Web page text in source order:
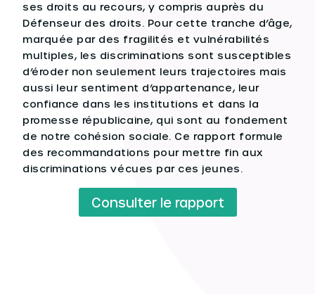
ses droits au recours, y compris auprès du
Défenseur des droits. Pour cette tranche d’âge,
marquée par des fragilités et vulnérabilités
multiples, les discriminations sont susceptibles
d’éroder non seulement leurs trajectoires mais
aussi leur sentiment d’appartenance, leur
confiance dans les institutions et dans la
promesse républicaine, qui sont au fondement
de notre cohésion sociale. Ce rapport formule
des recommandations pour mettre fin aux
discriminations vécues par ces jeunes.
Consulter le rapport